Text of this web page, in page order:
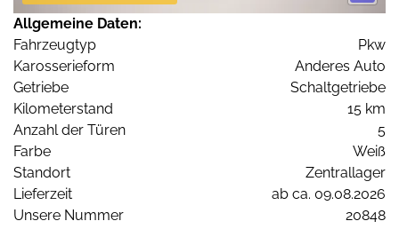
Allgemeine Daten:
Fahrzeugtyp
Pkw
Karosserieform
Anderes Auto
Getriebe
Schaltgetriebe
Kilometerstand
15 km
Anzahl der Türen
5
Farbe
Weiß
Standort
Zentrallager
Lieferzeit
ab ca. 09.08.2026
Unsere Nummer
20848